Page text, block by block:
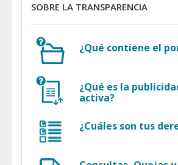
SOBRE LA TRANSPARENCIA
¿Qué contiene el
¿Qué es la
activa?
¿Cuáles son tus